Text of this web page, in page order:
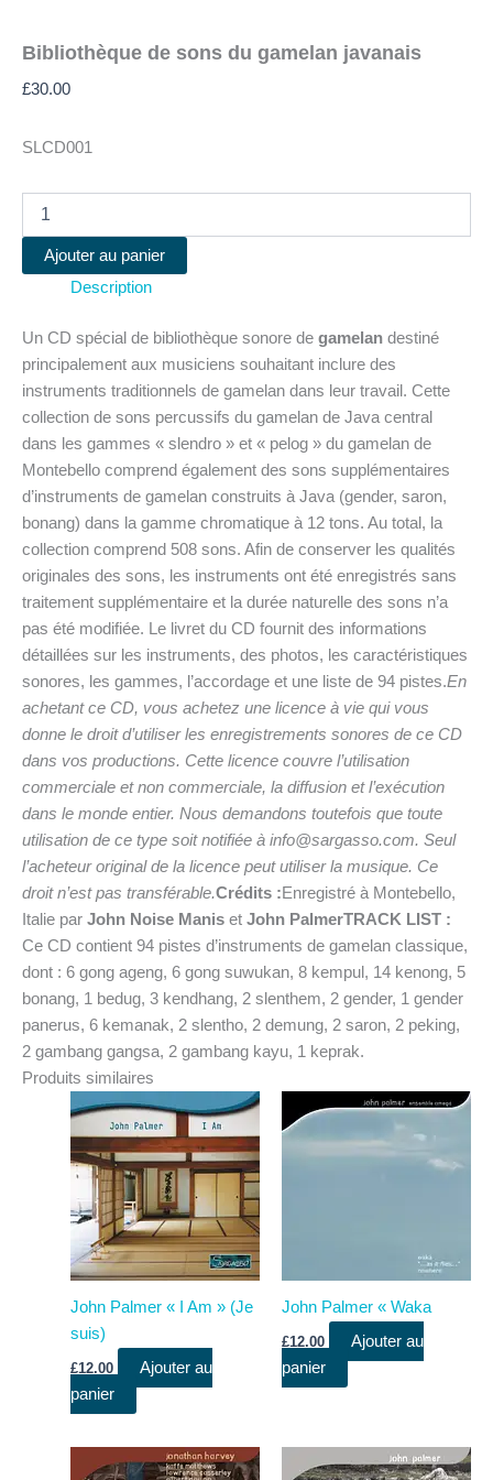
Bibliothèque de sons du gamelan javanais
£30.00
SLCD001
Bibliothèque
de
gamelan
javanais
Ajouter au panier
Description
Un CD spécial de bibliothèque sonore de gamelan destiné
principalement aux musiciens souhaitant inclure des
instruments traditionnels de gamelan dans leur travail. Cette
collection de sons percussifs du gamelan de Java central
dans les gammes « slendro » et « pelog » du gamelan de
Montebello comprend également des sons supplémentaires
d’instruments de gamelan construits à Java (gender, saron,
bonang) dans la gamme chromatique à 12 tons. Au total, la
collection comprend 508 sons. Afin de conserver les qualités
originales des sons, les instruments ont été enregistrés sans
traitement supplémentaire et la durée naturelle des sons n’a
pas été modifiée. Le livret du CD fournit des informations
détaillées sur les instruments, des photos, les caractéristiques
sonores, les gammes, l’accordage et une liste de 94 pistes.En
achetant ce CD, vous achetez une licence à vie qui vous
donne le droit d’utiliser les enregistrements sonores de ce CD
dans vos productions. Cette licence couvre l’utilisation
commerciale et non commerciale, la diffusion et l’exécution
dans le monde entier. Nous demandons toutefois que toute
utilisation de ce type soit notifiée à info@sargasso.com. Seul
l’acheteur original de la licence peut utiliser la musique. Ce
droit n’est pas transférable.Crédits :Enregistré à Montebello,
Italie par John Noise Manis et John PalmerTRACK LIST :
Ce CD contient 94 pistes d’instruments de gamelan classique,
dont : 6 gong ageng, 6 gong suwukan, 8 kempul, 14 kenong, 5
bonang, 1 bedug, 3 kendhang, 2 slenthem, 2 gender, 1 gender
panerus, 6 kemanak, 2 slentho, 2 demung, 2 saron, 2 peking,
2 gambang gangsa, 2 gambang kayu, 1 keprak.
Produits similaires
John Palmer « I Am » (Je
suis)
£12.00
Ajouter au
panier
John Palmer « Waka
£12.00
Ajouter au
panier